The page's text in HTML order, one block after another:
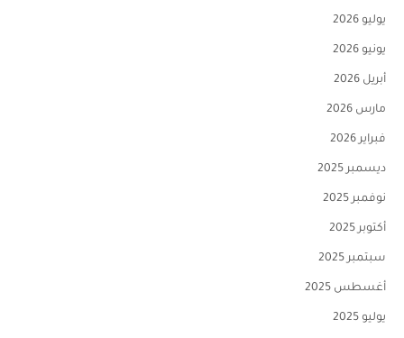
يوليو 2026
يونيو 2026
أبريل 2026
مارس 2026
فبراير 2026
ديسمبر 2025
نوفمبر 2025
أكتوبر 2025
سبتمبر 2025
أغسطس 2025
يوليو 2025